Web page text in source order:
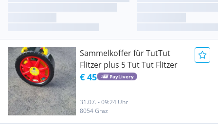
Sammelkoffer für TutTut
Flitzer plus 5 Tut Tut Flitzer
€ 45 PayLivery
31.07. - 09:24 Uhr
8054 Graz